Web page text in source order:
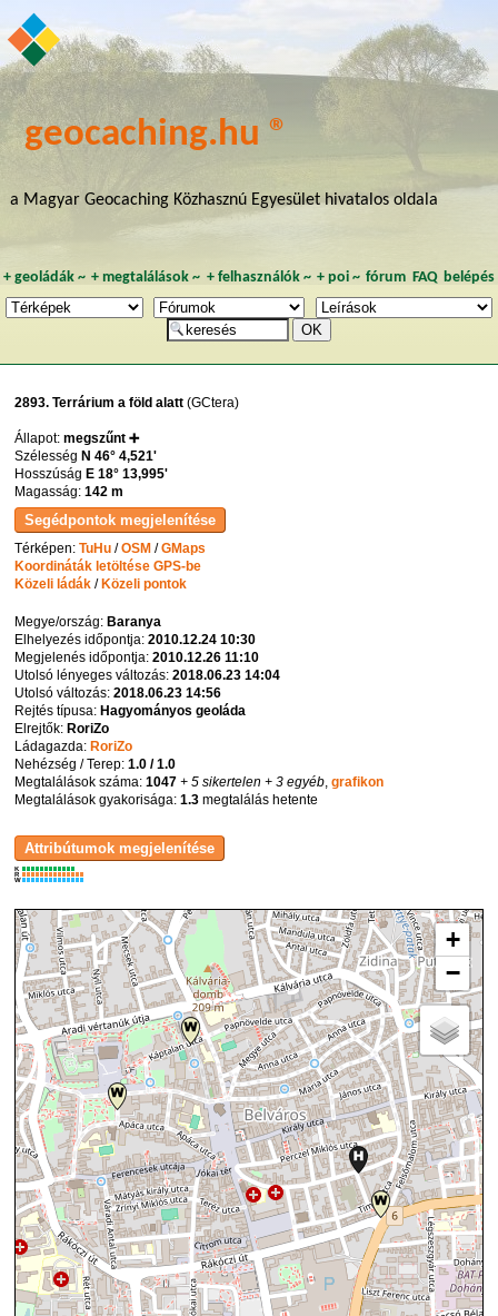
geocaching.hu ®
a Magyar Geocaching Közhasznú Egyesület hivatalos oldala
+ geoládák~ +megtalálások ~ + felhasználók~ + poi~ fórum FAQ belépés
2893. Terrárium a föld alatt (GCtera)
Állapot:megszűnt ➕
SzélességN 46° 4,521'
HosszúságE 18° 13,995'
Magasság:142 m
Térképen:TuHu /OSM /GMaps
Koordináták letöltése GPS-be
Közeli ládák / Közeli pontok
Megye/ország: Baranya
Elhelyezés időpontja:2010.12.24 10:30
Megjelenés időpontja:2010.12.26 11:10
Utolsó lényeges változás:2018.06.23 14:04
Utolsó változás:2018.06.23 14:56
Rejtés típusa: Hagyományos geoláda
Elrejtők: RoriZo
Ládagazda: RoriZo
Nehézség / Terep:1.0 / 1.0
Megtalálások száma:1047 + 5 sikertelen + 3 egyéb,grafikon
Megtalálások gyakorisága:1.3 megtalálás hetente
K
R
W
+
−